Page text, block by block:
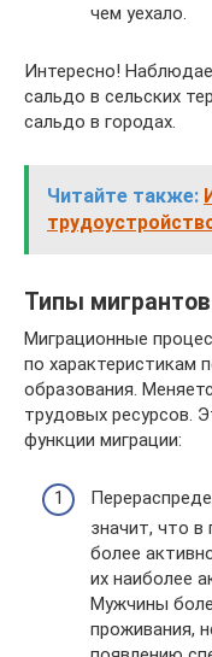
чем уехало.
Интересно!
сальдо в сельских
сальдо в городах.
Читайте также:
Типы мигрантов
Миграционные
по характеристикам
образования.
трудовых ресурсов.
функции миграции:
значит, что в
более
их наиболее
Мужчины
проживания,